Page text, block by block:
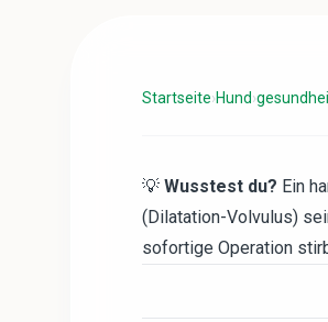
Startseite›Hund›
💡 Wusstest du? Ein
(Dilatation-Volvulus)
sofortige Operation